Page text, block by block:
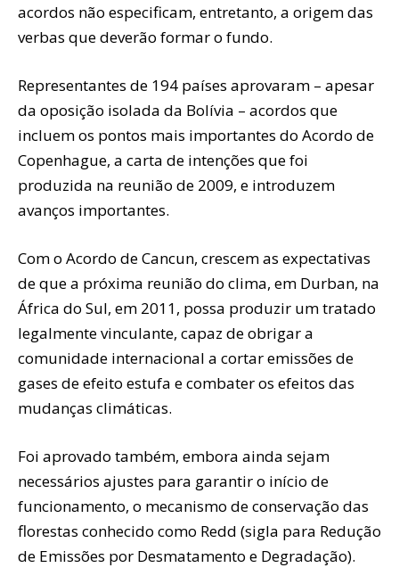
acordos não especificam, entretanto, a origem das
verbas que deverão formar o fundo.
Representantes de 194 países aprovaram – apesar
da oposição isolada da Bolívia – acordos que
incluem os pontos mais importantes do Acordo de
Copenhague, a carta de intenções que foi
produzida na reunião de 2009, e introduzem
avanços importantes.
Com o Acordo de Cancun, crescem as expectativas
de que a próxima reunião do clima, em Durban, na
África do Sul, em 2011, possa produzir um tratado
legalmente vinculante, capaz de obrigar a
comunidade internacional a cortar emissões de
gases de efeito estufa e combater os efeitos das
mudanças climáticas.
Foi aprovado também, embora ainda sejam
necessários ajustes para garantir o início de
funcionamento, o mecanismo de conservação das
florestas conhecido como Redd (sigla para Redução
de Emissões por Desmatamento e Degradação).